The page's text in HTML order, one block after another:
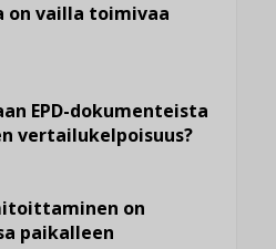
on vailla toimivaa
EPD-dokumenteista
vertailukelpoisuus?
on
paikalleen